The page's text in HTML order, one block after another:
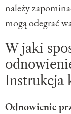
należy
mogą odegrać
W jaki
Instrukcja
Odnowienie